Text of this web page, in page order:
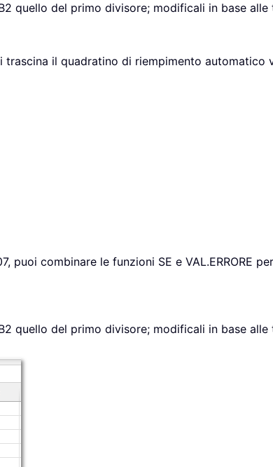
quello del primo divisore; modificali in base
il quadratino di riempimento automatico
puoi combinare le funzioni SE e VAL.ERRORE
quello del primo divisore; modificali in base